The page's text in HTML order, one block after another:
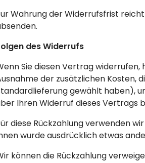
Wahrung der Widerrufsfrist
des Widerrufs
Sie diesen Vertrag
der zusätzlichen Kosten,
gewählt haben),
Ihren Widerruf dieses Vertrags
diese Rückzahlung verwenden
wurde ausdrücklich etwas
können die Rückzahlung